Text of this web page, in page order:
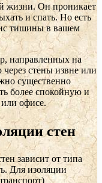
жизни. Он проникает
и спать. Но есть
тишины в вашем
направленных на
стены извне или
существенно
более спокойную и
офисе.
стен
зависит от типа
Для изоляции